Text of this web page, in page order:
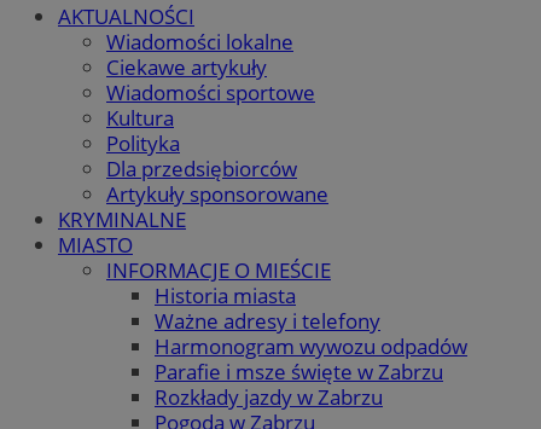
AKTUALNOŚCI
Wiadomości lokalne
Ciekawe artykuły
Wiadomości sportowe
Kultura
Polityka
Dla przedsiębiorców
Artykuły sponsorowane
KRYMINALNE
MIASTO
INFORMACJE O MIEŚCIE
Historia miasta
Ważne adresy i telefony
Harmonogram wywozu odpadów
Parafie i msze święte w Zabrzu
Rozkłady jazdy w Zabrzu
Pogoda w Zabrzu